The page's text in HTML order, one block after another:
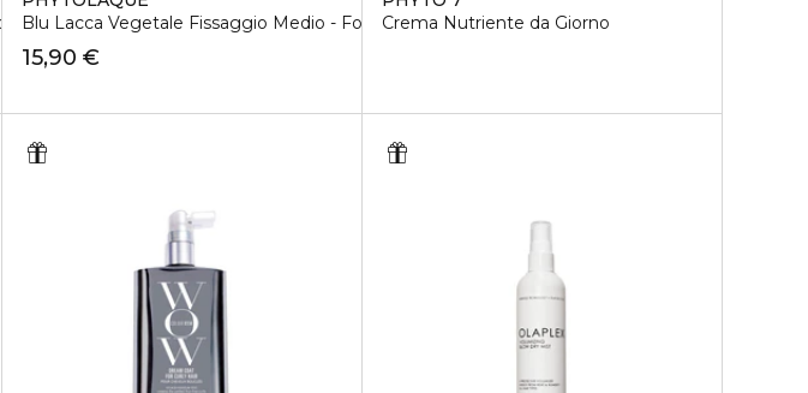
Blu Lacca Vegetale Fissaggio Medio - Forte
15,90 €
Crema Nutriente da Giorno